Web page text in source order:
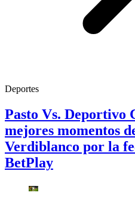
Deportes
Pasto Vs. Deportivo
mejores momentos
Verdiblanco por la
BetPlay